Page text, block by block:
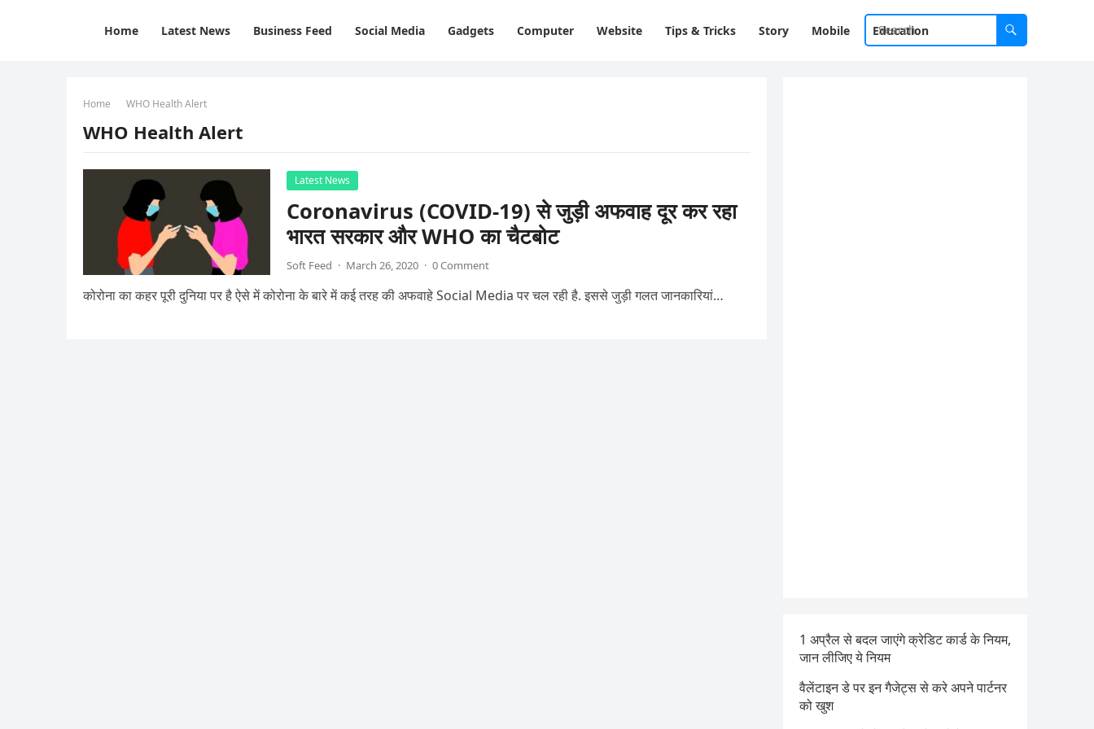
Home Latest News Business Feed Social Media Gadgets Computer Website Tips & Tricks Story Mobile Education
Home WHO Health Alert
WHO Health Alert
Latest News
Coronavirus (COVID-19) से जुड़ी अफवाह दूर कर रहा
भारत सरकार और WHO का चैटबोट
Soft Feed · March 26, 2020 · 0 Comment
कोरोना का कहर पूरी दुनिया पर है ऐसे में कोरोना के बारे में कई तरह की अफवाहे Social Media पर चल रही है. इससे जुड़ी गलत जानकारियां…
1 अप्रैल से बदल जाएंगे क्रेडिट कार्ड के नियम,
जान लीजिए ये नियम
वैलेंटाइन डे पर इन गैजेट्स से करे अपने पार्टनर
को खुश